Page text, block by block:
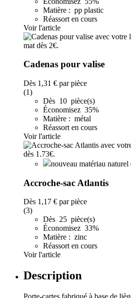
Matière : pp plastic
Réassort en cours
Voir l'article
Cadenas pour valise
Dès 1,31 € par pièce
(1)
Dès 10 pièce(s)
Économisez 35%
Matière : métal
Réassort en cours
Voir l'article
nouveau matériau naturel
Accroche-sac Atlantis
Dès 1,17 € par pièce
(3)
Dès 25 pièce(s)
Économisez 33%
Matière : zinc
Réassort en cours
Voir l'article
Description